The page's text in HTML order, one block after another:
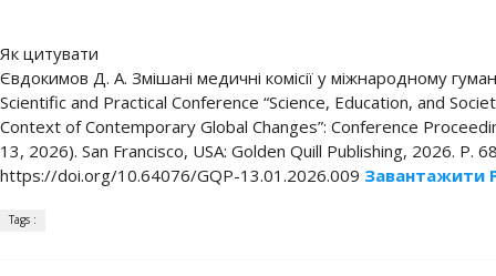
Як цитувати
Євдокимов Д. А. Змішані медичні комісії у міжнародному
Scientific and Practical Conference “Science, Education, and
Context of Contemporary Global Changes”: Conference
13, 2026). San Francisco, USA: Golden Quill Publishing, 2026. P.
https://doi.org/10.64076/GQP-13.01.2026.009 Завантажити
Tags :